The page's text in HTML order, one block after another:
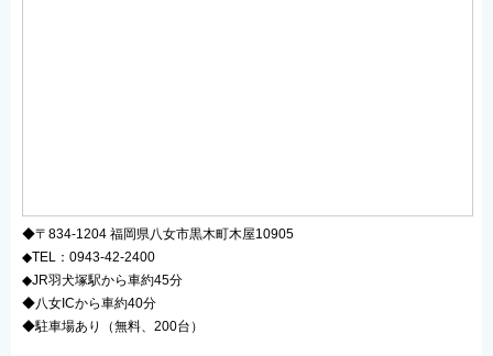
◆〒834-1204 福岡県八女市黒木町木屋10905
◆TEL：0943-42-2400
◆JR羽犬塚駅から車約45分
◆八女ICから車約40分
◆駐車場あり（無料、200台）